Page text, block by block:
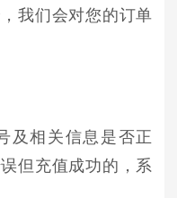
我们会对您的订单
及相关信息是否正
但充值成功的，系